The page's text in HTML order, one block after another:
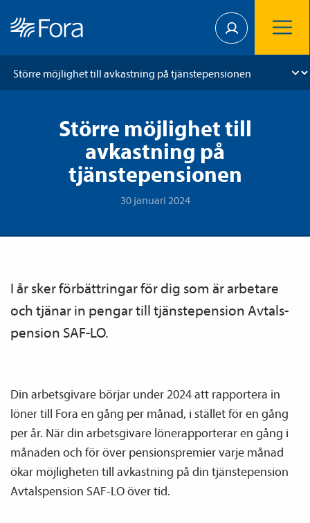
Större möjlighet till
avkastning på
tjänstepensionen
30 januari 2024
I år sker förbättringar för dig som är arbetare
och tjänar in pengar till tjänste­pension Avtals­
pension SAF-LO.
Din arbetsgivare börjar under 2024 att rapportera in
löner till Fora en gång per månad, i stället för en gång
per år. När din arbetsgivare löne­rapporterar en gång i
månaden och för över pensions­premier varje månad
ökar möjligheten till avkastning på din tjänste­pension
Avtals­pension SAF-LO över tid.